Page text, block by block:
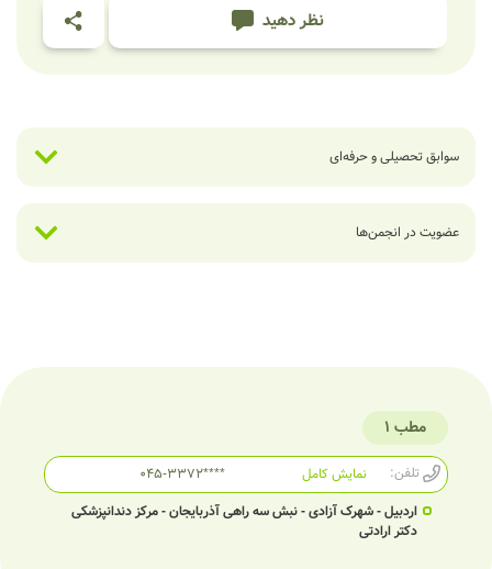
نظر دهید
سوابق تحصیلی و حرفه‌ای
عضویت در انجمن‌ها
مطب 1
تلفن: 045-3372****
نمایش کامل
اردبیل - شهرک آزادی - نبش سه راهی آذربایجان - مرکز دندانپزشکی
دکتر ارادتی